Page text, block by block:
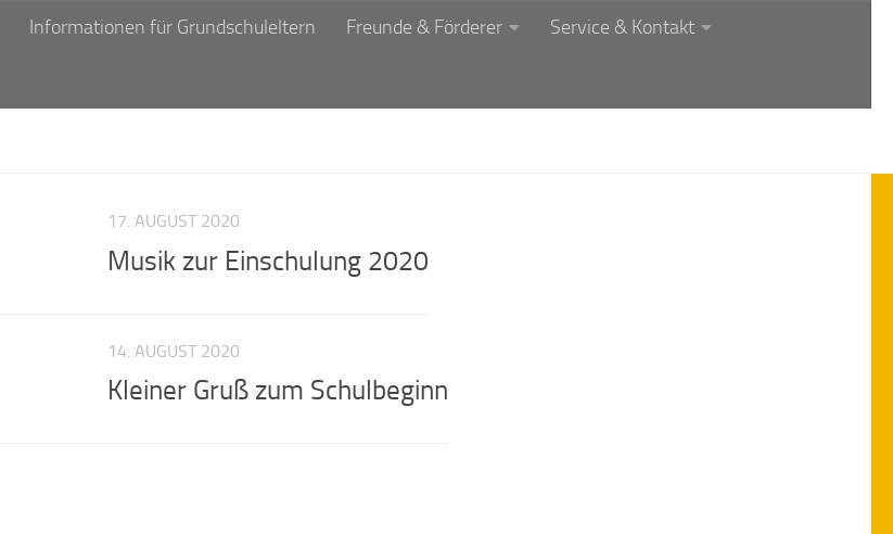
Informationen für Grundschuleltern Freunde & Förderer Service & Kontakt
17. AUGUST 2020
Musik zur Einschulung 2020
14. AUGUST 2020
Kleiner Gruß zum Schulbeginn